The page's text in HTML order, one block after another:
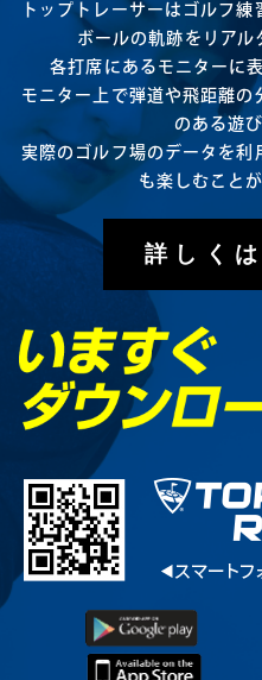
トップトレーサーはゴルフ
ボールの軌跡をリアル
各打席にあるモニターに
モニター上で弾道や飛距離の
のある遊び
実際のゴルフ場のデータを利
も楽しむこと
詳しく